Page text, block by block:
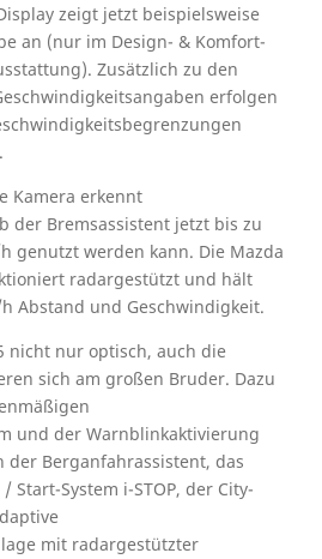
zeigt jetzt beispielsweise
an (nur im Design- & Komfort-
Zusätzlich zu den
erfolgen
Kamera erkennt
der Bremsassistent jetzt bis zu
genutzt werden kann. Die Mazda
radargestützt und hält
Abstand und Geschwindigkeit.
nicht nur optisch, auch die
sich am großen Bruder. Dazu
und der Warnblinkaktivierung
der Berganfahrassistent, das
System i-STOP, der City-
mit radargestützter